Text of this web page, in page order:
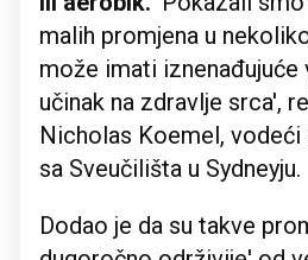
malih promjena u
može imati
učinak na zdravlje srca',
Nicholas Koemel,
sa Sveučilišta u Sydneyju.
Dodao je da su takve